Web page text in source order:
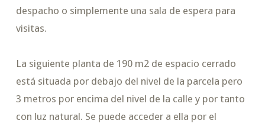
despacho o simplemente una sala de espera para
visitas.
La siguiente planta de 190 m2 de espacio cerrado
está situada por debajo del nivel de la parcela pero
3 metros por encima del nivel de la calle y por tanto
con luz natural. Se puede acceder a ella por el